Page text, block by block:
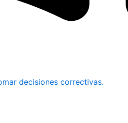
decisiones correctivas.